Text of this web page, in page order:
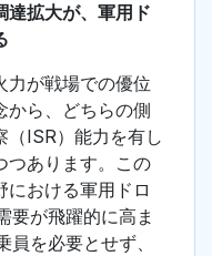
達拡大が、軍用ド
力が戦場での優位
から、どちらの側
（ISR）能力を有し
つあります。この
における軍用ドロ
要が飛躍的に高ま
を必要とせず、